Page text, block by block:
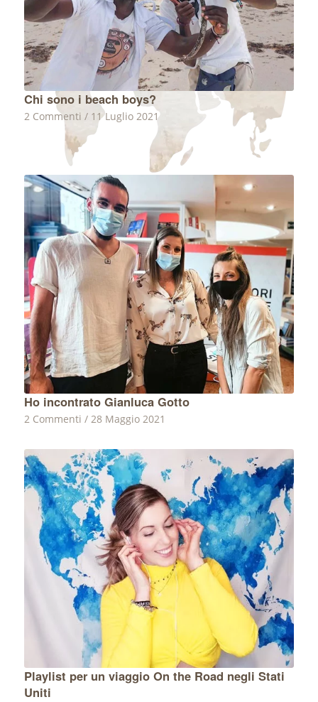
Chi sono i beach boys?
2 Commenti / 11 Luglio 2021
Ho incontrato Gianluca Gotto
2 Commenti / 28 Maggio 2021
Playlist per un viaggio On the Road negli Stati
Uniti